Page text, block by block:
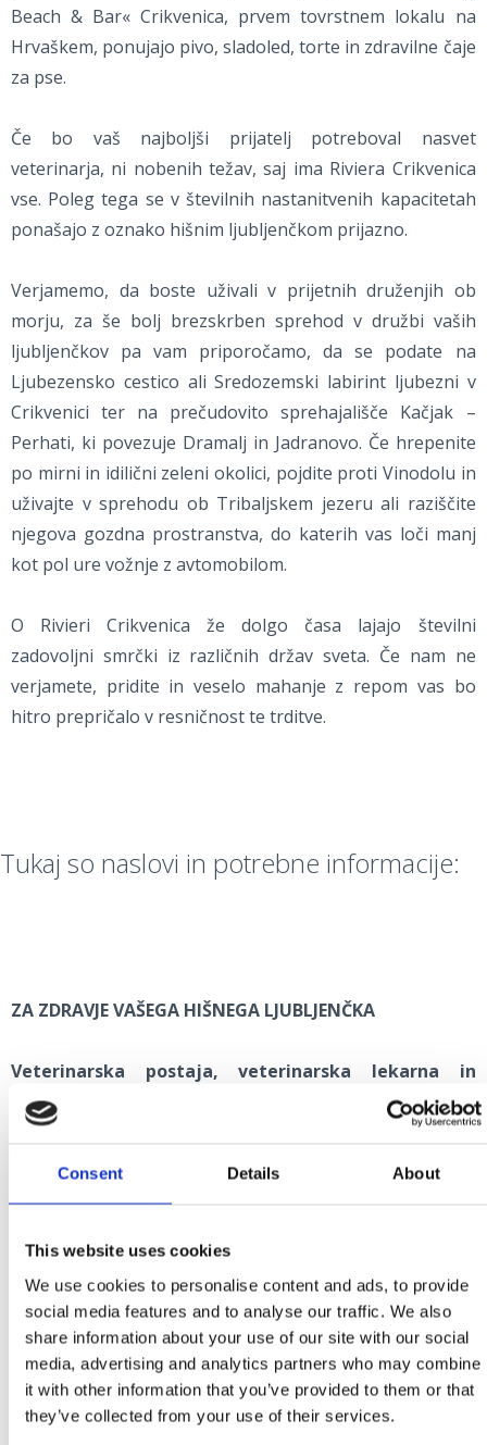
Consent Details About
This website uses cookies
We use cookies to personalise content and ads, to provide
social media features and to analyse our traffic. We also
share information about your use of our site with our social
media, advertising and analytics partners who may combine
it with other information that you’ve provided to them or that
they’ve collected from your use of their services.
Beach & Bar« Crikvenica, prvem tovrstnem lokalu na
Hrvaškem, ponujajo pivo, sladoled, torte in zdravilne čaje
za pse.
Če bo vaš najboljši prijatelj potreboval nasvet
veterinarja, ni nobenih težav, saj ima Riviera Crikvenica
vse. Poleg tega se v številnih nastanitvenih kapacitetah
ponašajo z oznako hišnim ljubljenčkom prijazno.
Verjamemo, da boste uživali v prijetnih druženjih ob
morju, za še bolj brezskrben sprehod v družbi vaših
ljubljenčkov pa vam priporočamo, da se podate na
Ljubezensko cestico ali Sredozemski labirint ljubezni v
Crikvenici ter na prečudovito sprehajališče Kačjak –
Perhati, ki povezuje Dramalj in Jadranovo. Če hrepenite
po mirni in idilični zeleni okolici, pojdite proti Vinodolu in
uživajte v sprehodu ob Tribaljskem jezeru ali raziščite
njegova gozdna prostranstva, do katerih vas loči manj
kot pol ure vožnje z avtomobilom.
O Rivieri Crikvenica že dolgo časa lajajo številni
zadovoljni smrčki iz različnih držav sveta. Če nam ne
verjamete, pridite in veselo mahanje z repom vas bo
hitro prepričalo v resničnost te trditve.
Tukaj so naslovi in potrebne informacije:
ZA ZDRAVJE VAŠEGA HIŠNEGA LJUBLJENČKA
Veterinarska postaja, veterinarska lekarna in
trgovina za živali Crikvenica
Kotorska 28, Crikvenica
+385 51 241 932
Veterinarska postaja Reka
Stube Marka Remsa 1, Reka
+385 51 345 033, +385 91 214 8822
info@vetstri.hr
www.vetstri.hr